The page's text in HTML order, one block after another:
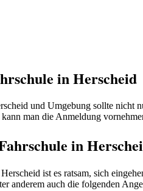
in Herscheid
und Umgebung sollte nicht
man die Anmeldung
in
ist es ratsam, sich
anderem auch die folgenden